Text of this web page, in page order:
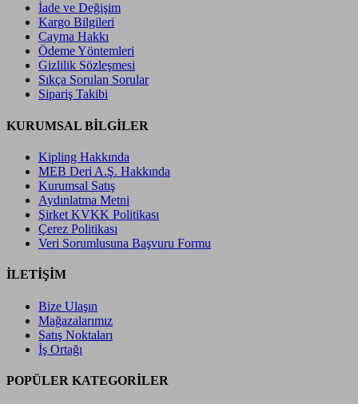
İade ve Değişim
Kargo Bilgileri
Cayma Hakkı
Ödeme Yöntemleri
Gizlilik Sözleşmesi
Sıkça Sorulan Sorular
Sipariş Takibi
KURUMSAL BİLGİLER
Kipling Hakkında
MEB Deri A.Ş. Hakkında
Kurumsal Satış
Aydınlatma Metni
Şirket KVKK Politikası
Çerez Politikası
Veri Sorumlusuna Başvuru Formu
İLETİŞİM
Bize Ulaşın
Mağazalarımız
Satış Noktaları
İş Ortağı
POPÜLER KATEGORİLER